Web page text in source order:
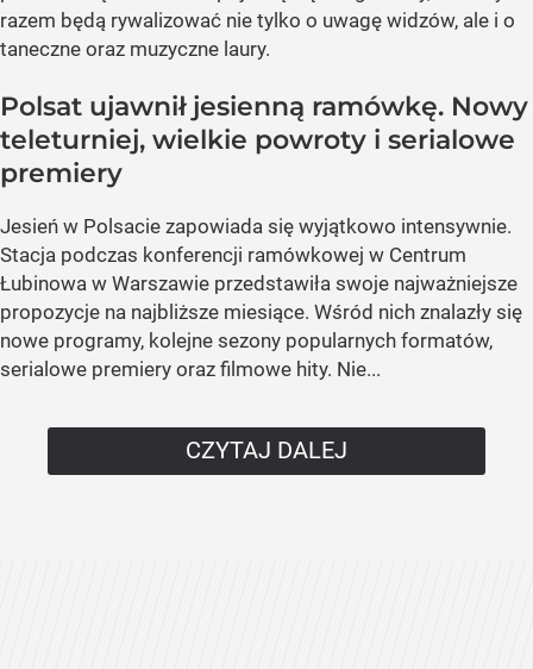
razem będą rywalizować nie tylko o uwagę widzów, ale i o
taneczne oraz muzyczne laury.
Polsat ujawnił jesienną ramówkę. Nowy
teleturniej, wielkie powroty i serialowe
premiery
Jesień w Polsacie zapowiada się wyjątkowo intensywnie.
Stacja podczas konferencji ramówkowej w Centrum
Łubinowa w Warszawie przedstawiła swoje najważniejsze
propozycje na najbliższe miesiące. Wśród nich znalazły się
nowe programy, kolejne sezony popularnych formatów,
serialowe premiery oraz filmowe hity. Nie...
CZYTAJ DALEJ